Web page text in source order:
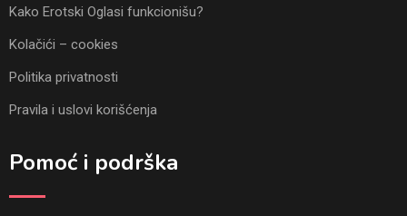
Kako Erotski Oglasi funkcionišu?
Kolačići – cookies
Politika privatnosti
Pravila i uslovi korišćenja
Pomoć i podrška